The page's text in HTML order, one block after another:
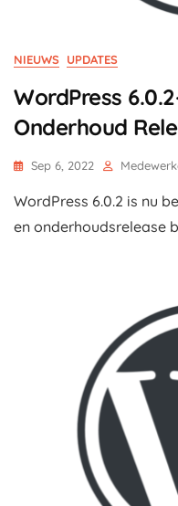
NIEUWS UPDATES
WordPress
Onderhoud
Sep 6, 2022
WordPress 6.0.2 is nu
en onderhoudsrelease